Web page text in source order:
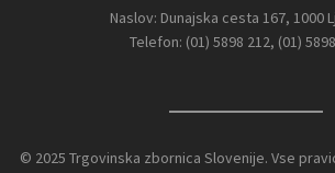
Naslov: Dunajska cesta 167, 1000
Telefon: (01) 5898 212, (01)
© 2025 Trgovinska zbornica Slovenije. Vse